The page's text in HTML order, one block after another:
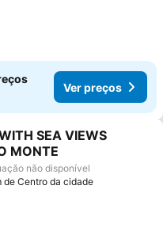
Ver preços
aos favoritos
SEA VIEWS
MONTE
não disponível
de Centro da cidade